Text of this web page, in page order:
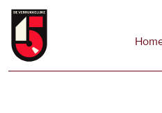
Overslaan
naar